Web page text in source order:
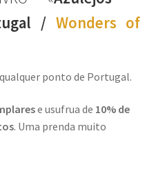
Justo Gardete
/ Wonders of
ponto de Portugal.
e usufrua de 10% de
. Uma prenda muito